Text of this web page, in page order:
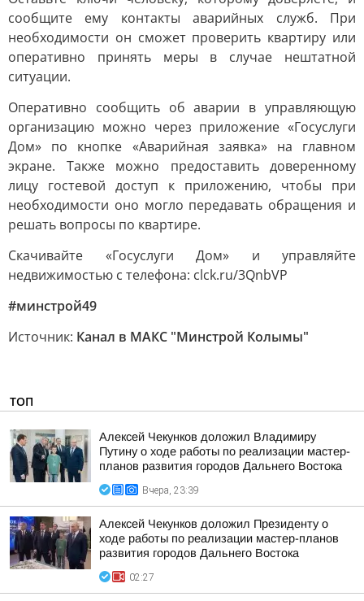
сообщите ему контакты аварийных служб. При
необходимости он сможет проверить квартиру или
оперативно принять меры в случае нештатной
ситуации.
Оперативно сообщить об аварии в управляющую
организацию можно через приложение «Госуслуги
Дом» по кнопке «Аварийная заявка» на главном
экране. Также можно предоставить доверенному
лицу гостевой доступ к приложению, чтобы при
необходимости оно могло передавать обращения и
решать вопросы по квартире.
Скачивайте «Госуслуги Дом» и управляйте
недвижимостью с телефона: clck.ru/3QnbVP
#минстрой49
Источник: Канал в МАКС "Минстрой Колымы"
ТОП
Алексей Чекунков доложил Владимиру
Путину о ходе работы по реализации мастер-
планов развития городов Дальнего Востока
Вчера, 23:39
Алексей Чекунков доложил Президенту о
ходе работы по реализации мастер-планов
развития городов Дальнего Востока
02:27